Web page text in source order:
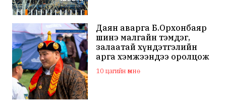
Даян аварга Б.Орхонбаяр
шинэ малгайн тэмдэг,
залаатай хүндэтгэлийн
арга хэмжээндээ оролцож
байна
10 цагийн өмнө